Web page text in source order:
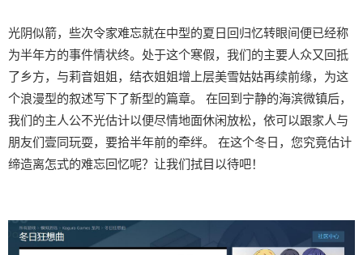
光阴似箭，些次令家难忘就在中型的夏日回归忆转眼间便已经称
为半年方的事件情状终。处于这个寒假，我们的主要人众又回抵
了乡方，与莉音姐姐，结衣姐姐增上层美雪姑姑再续前缘，为这
个浪漫型的叙述写下了新型的篇章。 在回到宁静的海滨微镇后，
我们的主人公不光估计以便尽情地面休闲放松，依可以跟家人与
朋友们壹同玩耍，要拾半年前的牵绊。 在这个冬日，您究竟估计
缔造离怎式的难忘回忆呢？让我们拭目以待吧！